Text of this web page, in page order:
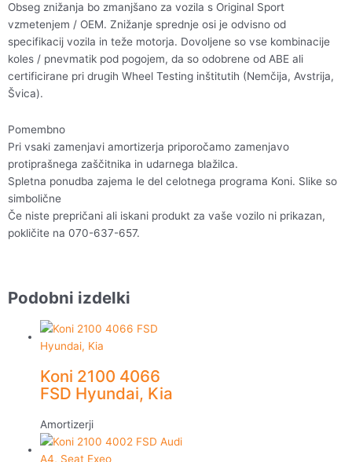
Obseg znižanja bo zmanjšano za vozila s Original Sport
vzmetenjem / OEM. Znižanje sprednje osi je odvisno od
specifikacij vozila in teže motorja. Dovoljene so vse kombinacije
koles / pnevmatik pod pogojem, da so odobrene od ABE ali
certificirane pri drugih Wheel Testing inštitutih (Nemčija, Avstrija,
Švica).
Pomembno
Pri vsaki zamenjavi amortizerja priporočamo zamenjavo
protiprašnega zaščitnika in udarnega blažilca.
Spletna ponudba zajema le del celotnega programa Koni. Slike so
simbolične
Če niste prepričani ali iskani produkt za vaše vozilo ni prikazan,
pokličite na 070-637-657.
Podobni izdelki
Koni 2100 4066
FSD Hyundai, Kia
Amortizerji